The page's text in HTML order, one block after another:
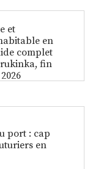
et
en
complet
fin
port : cap
en